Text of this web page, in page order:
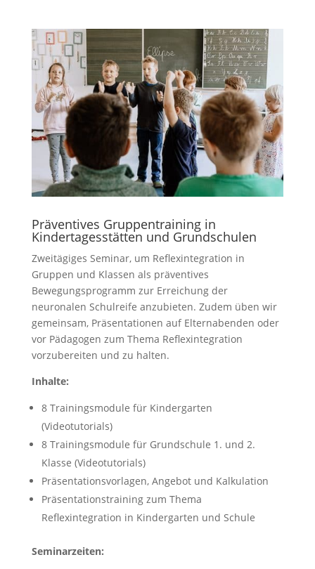
Präventives Gruppentraining in
Kindertagesstätten und Grundschulen
Zweitägiges Seminar, um Reflexintegration in
Gruppen und Klassen als präventives
Bewegungsprogramm zur Erreichung der
neuronalen Schulreife anzubieten. Zudem üben wir
gemeinsam, Präsentationen auf Elternabenden oder
vor Pädagogen zum Thema Reflexintegration
vorzubereiten und zu halten.
Inhalte:
8 Trainingsmodule für Kindergarten
(Videotutorials)
8 Trainingsmodule für Grundschule 1. und 2.
Klasse (Videotutorials)
Präsentationsvorlagen, Angebot und Kalkulation
Präsentationstraining zum Thema
Reflexintegration in Kindergarten und Schule
Seminarzeiten: